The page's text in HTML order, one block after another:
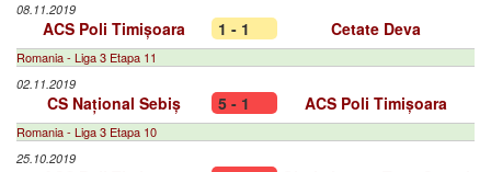
08.11.2019
ACS Poli Timișoara 1 - 1 Cetate Deva
Romania - Liga 3 Etapa 11
02.11.2019
CS Național Sebiș 5 - 1 ACS Poli Timișoara
Romania - Liga 3 Etapa 10
25.10.2019